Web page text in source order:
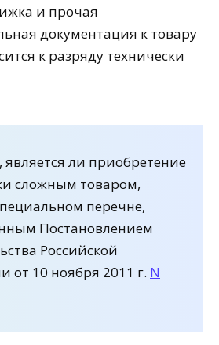
и прочая
документация к товару
к разряду технически
является ли приобретение
сложным товаром,
перечне,
Постановлением
Российской
от 10 ноября 2011 г. N